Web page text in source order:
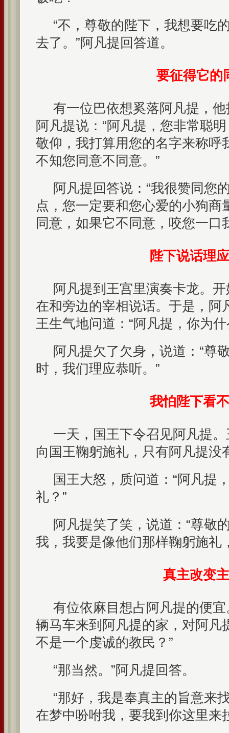
“不，尊敬的陛下，我想要吃
去了。”阿凡提回答道。
要征得它的
有一位巴依想奚落阿凡提，
阿凡提说：“阿凡提，您非常聪
敬仰，我打算用您的名字来称呼
不知您同意不同意。”
阿凡提回答说：“我很赞同您
点，您一定要和您心爱的小狗商
同意，如果它不同意，咬您一口
陛下说话理
阿凡提到王宫里演奏卡龙。
在和旁边的宰相说话。于是，阿
王生气地问道：“阿凡提，你为
阿凡提欠了欠身，说道：“尊
时，我们理应恭听。”
我怕陛下看
一天，国王下令召见阿凡提
向国王鞠躬施礼，只有阿凡提没
国王大怒，质问道：“阿凡提
礼？”
阿凡提笑了笑，说道：“尊敬
我，我要是像他们那样鞠躬施礼
真主改变
有位依麻目想占阿凡提的便
辆马车来到阿凡提的家，对阿凡
不是一个虔诚的教民？”
“那当然。”阿凡提回答。
“那好，我是奉真主的旨意来
在梦中吩咐我，要我到你这里来